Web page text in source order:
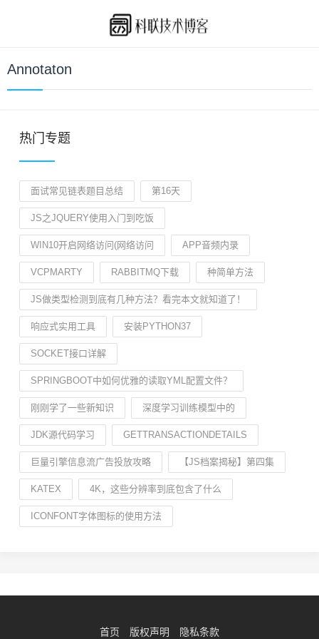
Annotaton
热门专题
面试常见链表题目总结 第16天
JS之JQUERY使用入门到吃饭
WIN10开启网络访问(网络访问 APP音频内录
VCPMARTY RABBITMQ下载 种简单方法
JS做类型检测到底有几种方法？看完本文就知道了！
响应式实用工具 安装PYTHON37
SOCKET接口详解
SPRINGBOOT中如何优雅的读取YML配置文件？
刚刚学了一些新知识 深度学习训练模型中的
JDK源代码学习 GETTRANSACTIONDETAILS
巨量引擎信息流广告投放攻略 【JS档案揭秘】第四集
KATEX 4K，这些分辨率到底包含了什么
ICONFONT字体图标的使用方法
首页 版权声明 隐私条款